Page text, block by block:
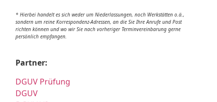
* Hierbei handelt es sich weder um Niederlassungen, noch Werkstätten o.ä.,
sondern um reine Korrespondenz-Adressen, an die Sie Ihre Anrufe und Post
richten können und wo wir Sie nach vorheriger Terminvereinbarung gerne
persönlich empfangen.
Partner:
DGUV Prüfung
DGUV